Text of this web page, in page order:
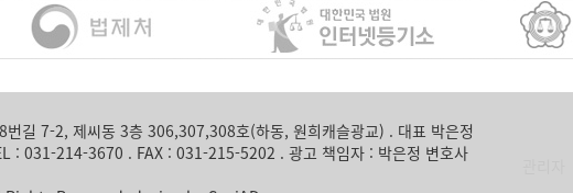
번길 7-2, 제씨동 3층 306,307,308호(하동, 원희캐슬광교) . 대표 박은정
: 031-214-3670 . FAX : 031-215-5202 . 광고 책임자 : 박은정 변호사